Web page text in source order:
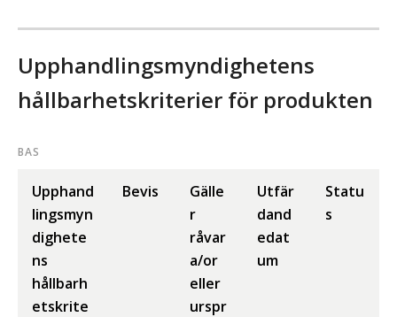
Upphandlingsmyndighetens
hållbarhetskriterier för produkten
BAS
Upphand
lingsmyn
dighete
ns
hållbarh
etskrite
Bevis
Gälle
r
råvar
a/or
eller
urspr
Utfär
dand
edat
um
Statu
s